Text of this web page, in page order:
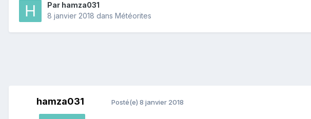
Par hamza031
8 janvier 2018 dans Météorites
hamza031 Posté(e) 8 janvier 2018